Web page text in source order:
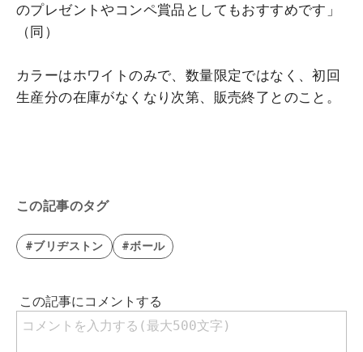
のプレゼントやコンペ賞品としてもおすすめです」
（同）
カラーはホワイトのみで、数量限定ではなく、初回
生産分の在庫がなくなり次第、販売終了とのこと。
この記事のタグ
#ブリヂストン #ボール